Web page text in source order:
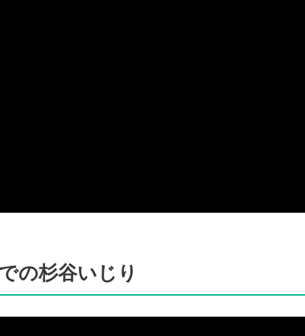
の杉谷いじり